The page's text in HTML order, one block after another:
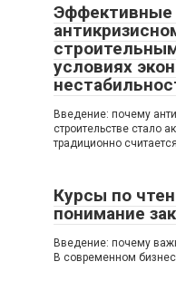
Эффективные
условиях
Введение: почему
строительстве стало
традиционно
Курсы по
понимание
Введение: почему
В современном